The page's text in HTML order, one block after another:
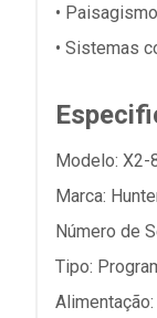
• Paisagismo
• Sistemas
Modelo: X2-
Marca:
Número de
Tipo: